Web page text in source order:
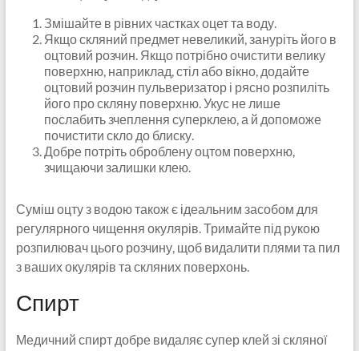
Змішайте в рівних частках оцет та воду.
Якщо скляний предмет невеликий, зануріть його в
оцтовий розчин. Якщо потрібно очистити велику
поверхню, наприклад, стіл або вікно, додайте
оцтовий розчин пульверизатор і рясно розпиліть
його про скляну поверхню. Укус не лише
послабить зчеплення суперклею, а й допоможе
почистити скло до блиску.
Добре потріть оброблену оцтом поверхню,
зчищаючи залишки клею.
Суміш оцту з водою також є ідеальним засобом для
регулярного чищення окулярів. Тримайте під рукою
розпилювач цього розчину, щоб видалити плями та пил
з ваших окулярів та скляних поверхонь.
Спирт
Медичний спирт добре видаляє супер клей зі скляної